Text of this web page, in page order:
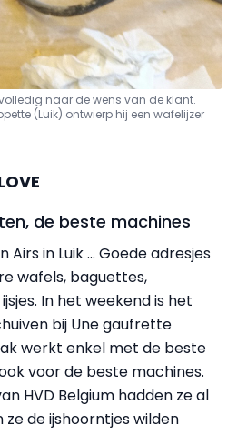
naar de wens van de klant.
(Luik) ontwierp hij een wafelijzer
de beste machines
Airs in Luik … Goede adresjes
wafels, baguettes,
In het weekend is het
bij Une gaufrette
werkt enkel met de beste
voor de beste machines.
HVD Belgium hadden ze al
ze de ijshoorntjes wilden